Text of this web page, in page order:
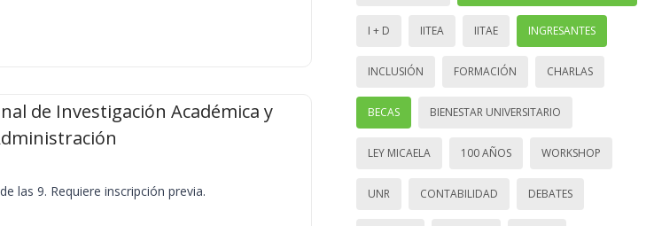
de Investigación Académica y
las 9. Requiere inscripción previa.
I + D IITEA IITAE INGRESANTES
INCLUSIÓN FORMACIÓN CHARLAS
BECAS BIENESTAR UNIVERSITARIO
LEY MICAELA 100 AÑOS WORKSHOP
UNR CONTABILIDAD DEBATES